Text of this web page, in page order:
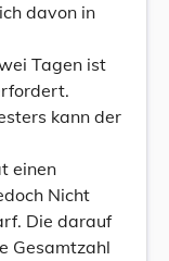
davon in
Tagen ist
kann der
einen
Nicht
Die darauf
Gesamtzahl